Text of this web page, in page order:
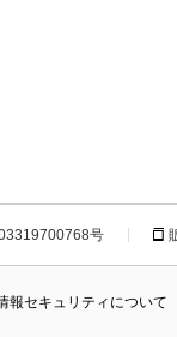
号
報セキュリティについて